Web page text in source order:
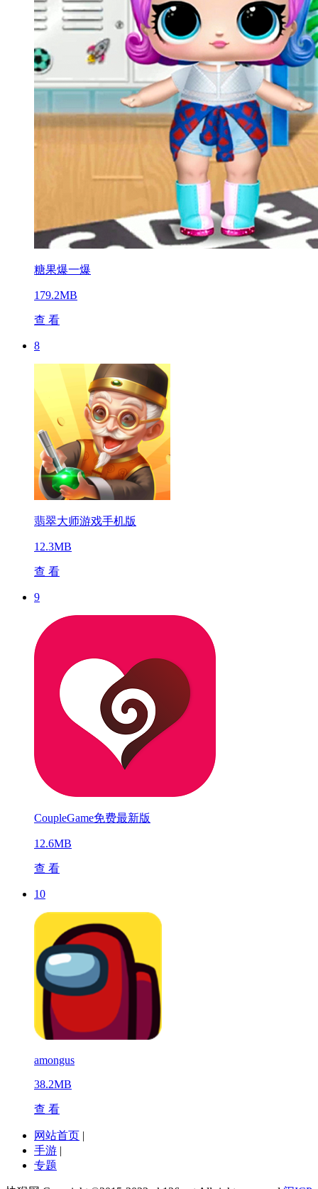
糖果爆一爆
179.2MB
查 看
8
翡翠大师游戏手机版
12.3MB
查 看
9
CoupleGame免费最新版
12.6MB
查 看
10
amongus
38.2MB
查 看
网站首页 |
手游 |
专题